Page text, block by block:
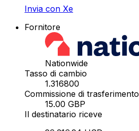
Invia con Xe
Fornitore
Nationwide
Tasso di cambio
1.316800
Commissione di trasferimento
15.00 GBP
Il destinatario riceve